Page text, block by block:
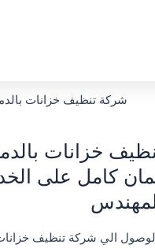
شركة تنظيف خزانات
كامل على
الي شركة تنظيف